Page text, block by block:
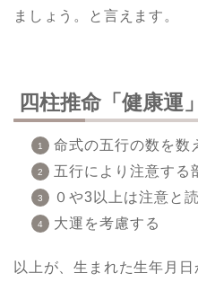
ましょう。と言えます。
四柱推命「健康運
命式の五行の数を数
五行により注意する
０や3以上は注意と
大運を考慮する
以上が、生まれた生年月